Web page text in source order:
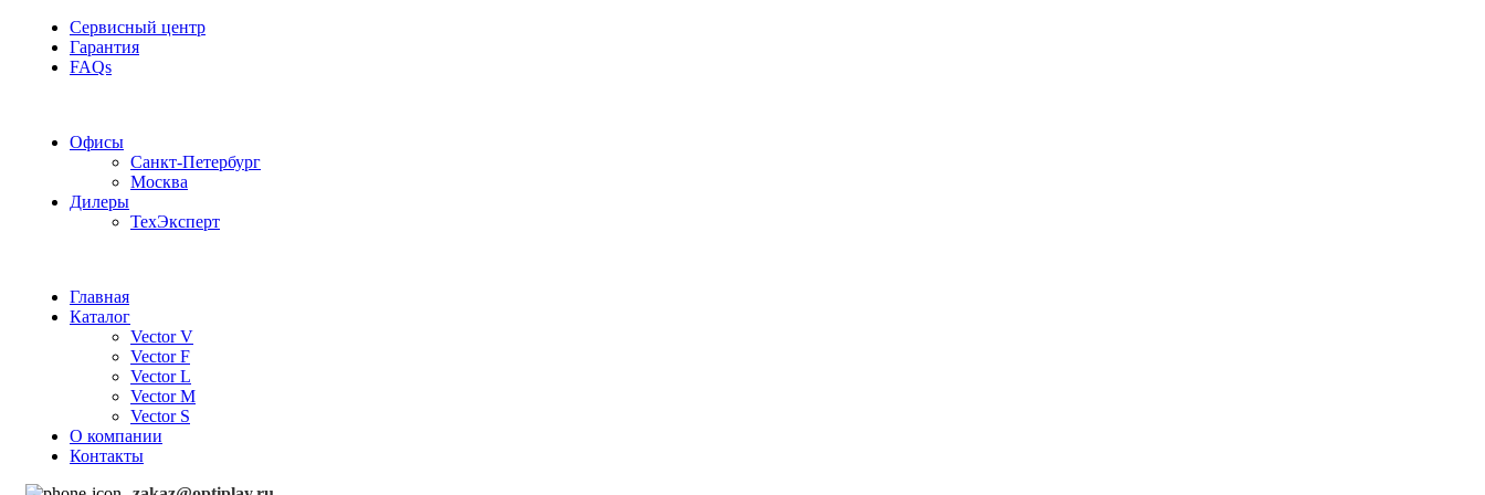
Сервисный центр
Гарантия
FAQs
Офисы
Санкт-Петербург
Москва
Дилеры
ТехЭксперт
Главная
Каталог
Vector V
Vector F
Vector L
Vector M
Vector S
О компании
Контакты